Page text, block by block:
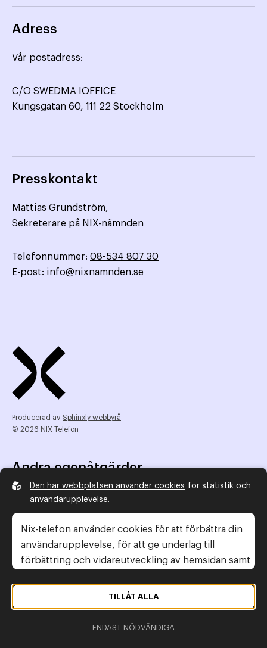
Adress
Vår postadress:
C/O SWEDMA IOFFICE
Kungsgatan 60, 111 22 Stockholm
Presskontakt
Mattias Grundström,
Sekreterare på NIX-nämnden
Telefonnummer: 08-534 807 30
E-post: info@nixnamnden.se
Producerad av Sphinxly webbyrå
© 2026 NIX-Telefon
Andra egenåtgärder
NIX Telefon
NIX addresserat
Reklamombudsmannen
Konsumentverket
Legal information
Gör anmälan
Personuppgiftspolicy
Den här webbplatsen använder cookies för statistik och
användarupplevelse.
Nix-telefon använder cookies för att förbättra din
användarupplevelse, för att ge underlag till
förbättring och vidareutveckling av hemsidan samt
personuppgiftspolicy
ENDAST NÖDVÄNDIGA
TILLÅT ALLA